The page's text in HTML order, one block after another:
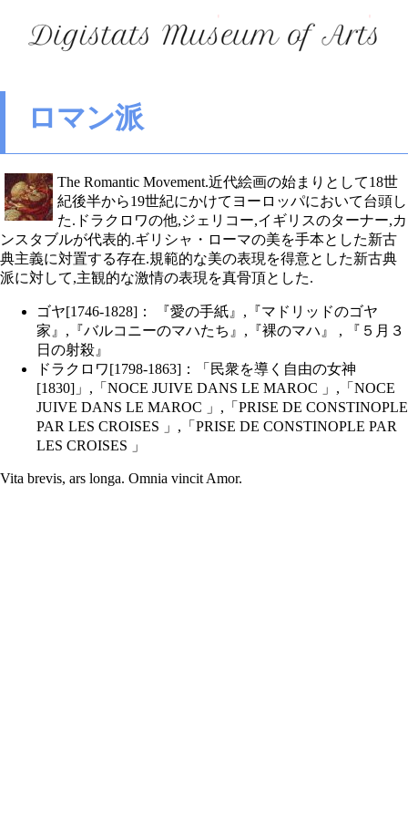
ロマン派
The Romantic Movement.近代絵画の始まりとして18世
紀後半から19世紀にかけてヨーロッパにおいて台頭し
た.ドラクロワの他,ジェリコー,イギリスのターナー,カ
ンスタブルが代表的.ギリシャ・ローマの美を手本とした新古
典主義に対置する存在.規範的な美の表現を得意とした新古典
派に対して,主観的な激情の表現を真骨頂とした.
ゴヤ[1746-1828]： 『愛の手紙』,『マドリッドのゴヤ
家』,『バルコニーのマハたち』,『裸のマハ』 , 『５月３
日の射殺』
ドラクロワ[1798-1863]：「民衆を導く自由の女神
[1830]」,「NOCE JUIVE DANS LE MAROC 」,「NOCE
JUIVE DANS LE MAROC 」,「PRISE DE CONSTINOPLE
PAR LES CROISES 」,「PRISE DE CONSTINOPLE PAR
LES CROISES 」
Vita brevis, ars longa. Omnia vincit Amor.